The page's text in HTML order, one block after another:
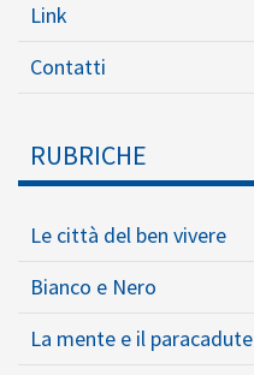
Link
Contatti
RUBRICHE
Le città del ben vivere
Bianco e Nero
La mente e il paracadute